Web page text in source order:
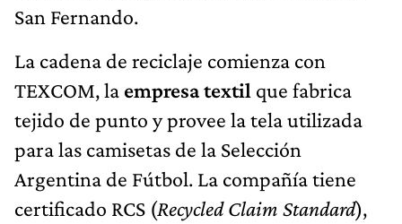
San Fernando.
La cadena de reciclaje comienza con
TEXCOM, la empresa textil que fabrica
tejido de punto y provee la tela utilizada
para las camisetas de la Selección
Argentina de Fútbol. La compañía tiene
certificado RCS (Recycled Claim Standard),